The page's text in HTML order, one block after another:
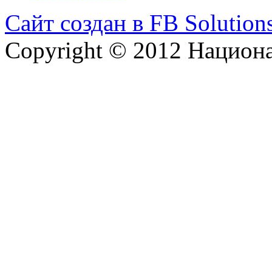
Сайт создан в FB
Copyright © 2012